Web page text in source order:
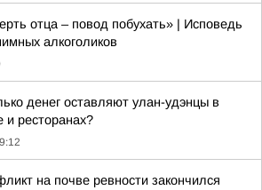
отца – повод побухать» | Исповедь
алкоголиков
денег оставляют улан-удэнцы в
и ресторанах?
на почве ревности закончился